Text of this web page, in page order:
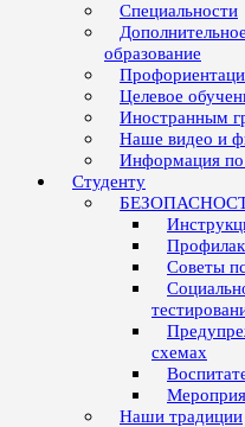
Специальности
образование
Целевое
Иностранным
Наше видео и
Информация
Студенту
Советы
схемах
Наши традиции